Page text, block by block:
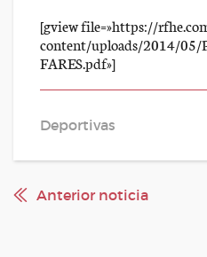
[gview file=»https://
content/uploads/2014/05/
FARES.pdf»]
Deportivas
Anterior noticia